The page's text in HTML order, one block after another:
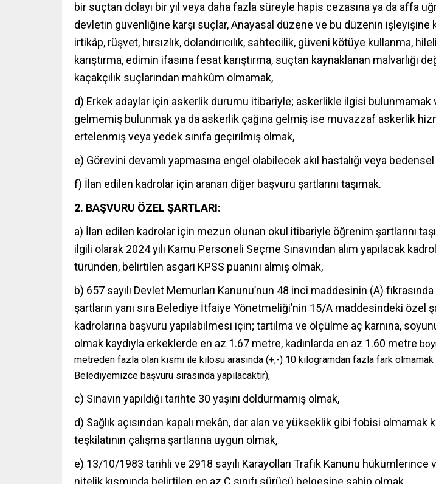
bir suçtan dolayı bir yıl veya daha fazla süreyle hapis cezasına ya da affa
devletin güvenliğine karşı suçlar, Anayasal düzene ve bu düzenin işleyişine
irtikâp, rüşvet, hırsızlık, dolandırıcılık, sahtecilik, güveni kötüye kullanma,
karıştırma, edimin ifasına fesat karıştırma, suçtan kaynaklanan malvarlığı
kaçakçılık suçlarından mahkûm olmamak,
d) Erkek adaylar için askerlik durumu itibariyle; askerlikle ilgisi bulunmamak
gelmemiş bulunmak ya da askerlik çağına gelmiş ise muvazzaf askerlik
ertelenmiş veya yedek sınıfa geçirilmiş olmak,
e) Görevini devamlı yapmasına engel olabilecek akıl hastalığı veya
f) İlan edilen kadrolar için aranan diğer başvuru şartlarını taşımak.
2. BAŞVURU ÖZEL ŞARTLARI:
a) İlan edilen kadrolar için mezun olunan okul itibariyle öğrenim şartlarını
ilgili olarak 2024 yılı Kamu Personeli Seçme Sınavından alım yapılacak
türünden, belirtilen asgari KPSS puanını almış olmak,
b) 657 sayılı Devlet Memurları Kanunu’nun 48 inci maddesinin (A)
şartların yanı sıra Belediye İtfaiye Yönetmeliği’nin 15/A maddesindeki özel
kadrolarına başvuru yapılabilmesi için; tartılma ve ölçülme aç karnına,
olmak kaydıyla erkeklerde en az 1.67 metre, kadınlarda en az 1.60 metre
metreden fazla olan kısmı ile kilosu arasında (+,-) 10 kilogramdan fazla fark
Belediyemizce başvuru sırasında yapılacaktır),
c) Sınavın yapıldığı tarihte 30 yaşını doldurmamış olmak,
d) Sağlık açısından kapalı mekân, dar alan ve yükseklik gibi fobisi olmamak
teşkilatının çalışma şartlarına uygun olmak,
e) 13/10/1983 tarihli ve 2918 sayılı Karayolları Trafik Kanunu hükümlerince
nitelik kısmında belirtilen en az C sınıfı sürücü belgesine sahip olmak,